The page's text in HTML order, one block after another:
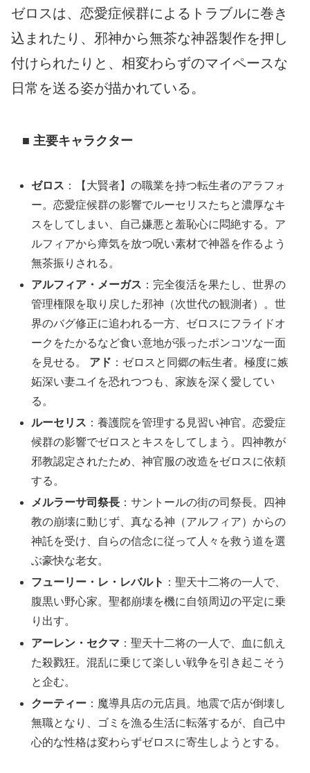
ゼロスは、恋愛症候群によるトラブルに巻き
込まれたり、邪神から無茶な神器製作を押し
付けられたりと、相変わらずのマイペースな
日常を送る姿が描かれている。
■ 主要キャラクター
ゼロス ：【大賢者】の職業を持つ転生者のアラフォ
ー。恋愛症候群の影響でルーセリスたちと濃厚なキ
スをしてしまい、自己嫌悪と羞恥心に悶絶する。ア
ルフィアから瘴気を放つ呪い素材で神器を作るよう
無茶振りされる。
アルフィア・メーガス ：完全復活を果たし、世界の
管理権限を取り戻した邪神（次世代の観測者）。世
界のバグ修正に追われる一方、ゼロスにフライドオ
ークをたかるなど食い意地が張ったポンコツな一面
を見せる。 アド ：ゼロスと同郷の転生者。極度に嫉
妬深い妻ユイを恐れつつも、家族を深く愛してい
る。
ルーセリス ：養護院を管理する見習い神官。恋愛症
候群の影響でゼロスとキスをしてしまう。四神教が
邪教認定されたため、神官服の改造をゼロスに依頼
する。
メルラーサ司祭長 ：サントールの街の司祭長。四神
教の崩壊に動じず、真なる神（アルフィア）からの
神託を受け、自らの信念に従って人々を救う道を選
ぶ豪快な老女。
フューリー・レ・レバルト ：聖天十二将の一人で、
腹黒い野心家。聖都崩壊を機に自領周辺の平定に乗
り出す。
アーレン・セクマ ：聖天十二将の一人で、血に飢え
た殺戮狂。混乱に乗じて楽しい戦争を引き起こそう
と企む。
クーティー ：魔導具店の元店員。地震で店が倒壊し
無職となり、ゴミを漁る生活に転落するが、自己中
心的な性格は変わらずゼロスに寄生しようとする。